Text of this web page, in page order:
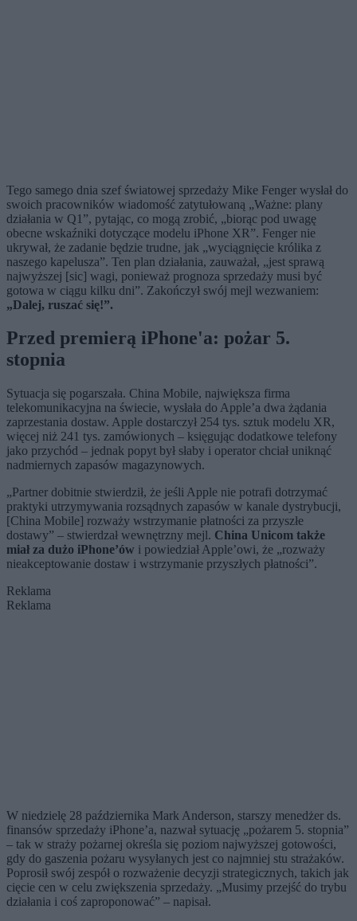
Tego samego dnia szef światowej sprzedaży Mike Fenger wysłał do
swoich pracowników wiadomość zatytułowaną „Ważne: plany
działania w Q1”, pytając, co mogą zrobić, „biorąc pod uwagę
obecne wskaźniki dotyczące modelu iPhone XR”. Fenger nie
ukrywał, że zadanie będzie trudne, jak „wyciągnięcie królika z
naszego kapelusza”. Ten plan działania, zauważał, „jest sprawą
najwyższej [sic] wagi, ponieważ prognoza sprzedaży musi być
gotowa w ciągu kilku dni”. Zakończył swój mejl wezwaniem:
„Dalej, ruszać się!”.
Przed premierą iPhone'a: pożar 5.
stopnia
Sytuacja się pogarszała. China Mobile, największa firma
telekomunikacyjna na świecie, wysłała do Apple’a dwa żądania
zaprzestania dostaw. Apple dostarczył 254 tys. sztuk modelu XR,
więcej niż 241 tys. zamówionych – księgując dodatkowe telefony
jako przychód – jednak popyt był słaby i operator chciał uniknąć
nadmiernych zapasów magazynowych.
„Partner dobitnie stwierdził, że jeśli Apple nie potrafi dotrzymać
praktyki utrzymywania rozsądnych zapasów w kanale dystrybucji,
[China Mobile] rozważy wstrzymanie płatności za przyszłe
dostawy” – stwierdzał wewnętrzny mejl. China Unicom także
miał za dużo iPhone’ów i powiedział Apple’owi, że „rozważy
nieakceptowanie dostaw i wstrzymanie przyszłych płatności”.
Reklama
Reklama
W niedzielę 28 października Mark Anderson, starszy menedżer ds.
finansów sprzedaży iPhone’a, nazwał sytuację „pożarem 5. stopnia”
– tak w straży pożarnej określa się poziom najwyższej gotowości,
gdy do gaszenia pożaru wysyłanych jest co najmniej stu strażaków.
Poprosił swój zespół o rozważenie decyzji strategicznych, takich jak
cięcie cen w celu zwiększenia sprzedaży. „Musimy przejść do trybu
działania i coś zaproponować” – napisał.